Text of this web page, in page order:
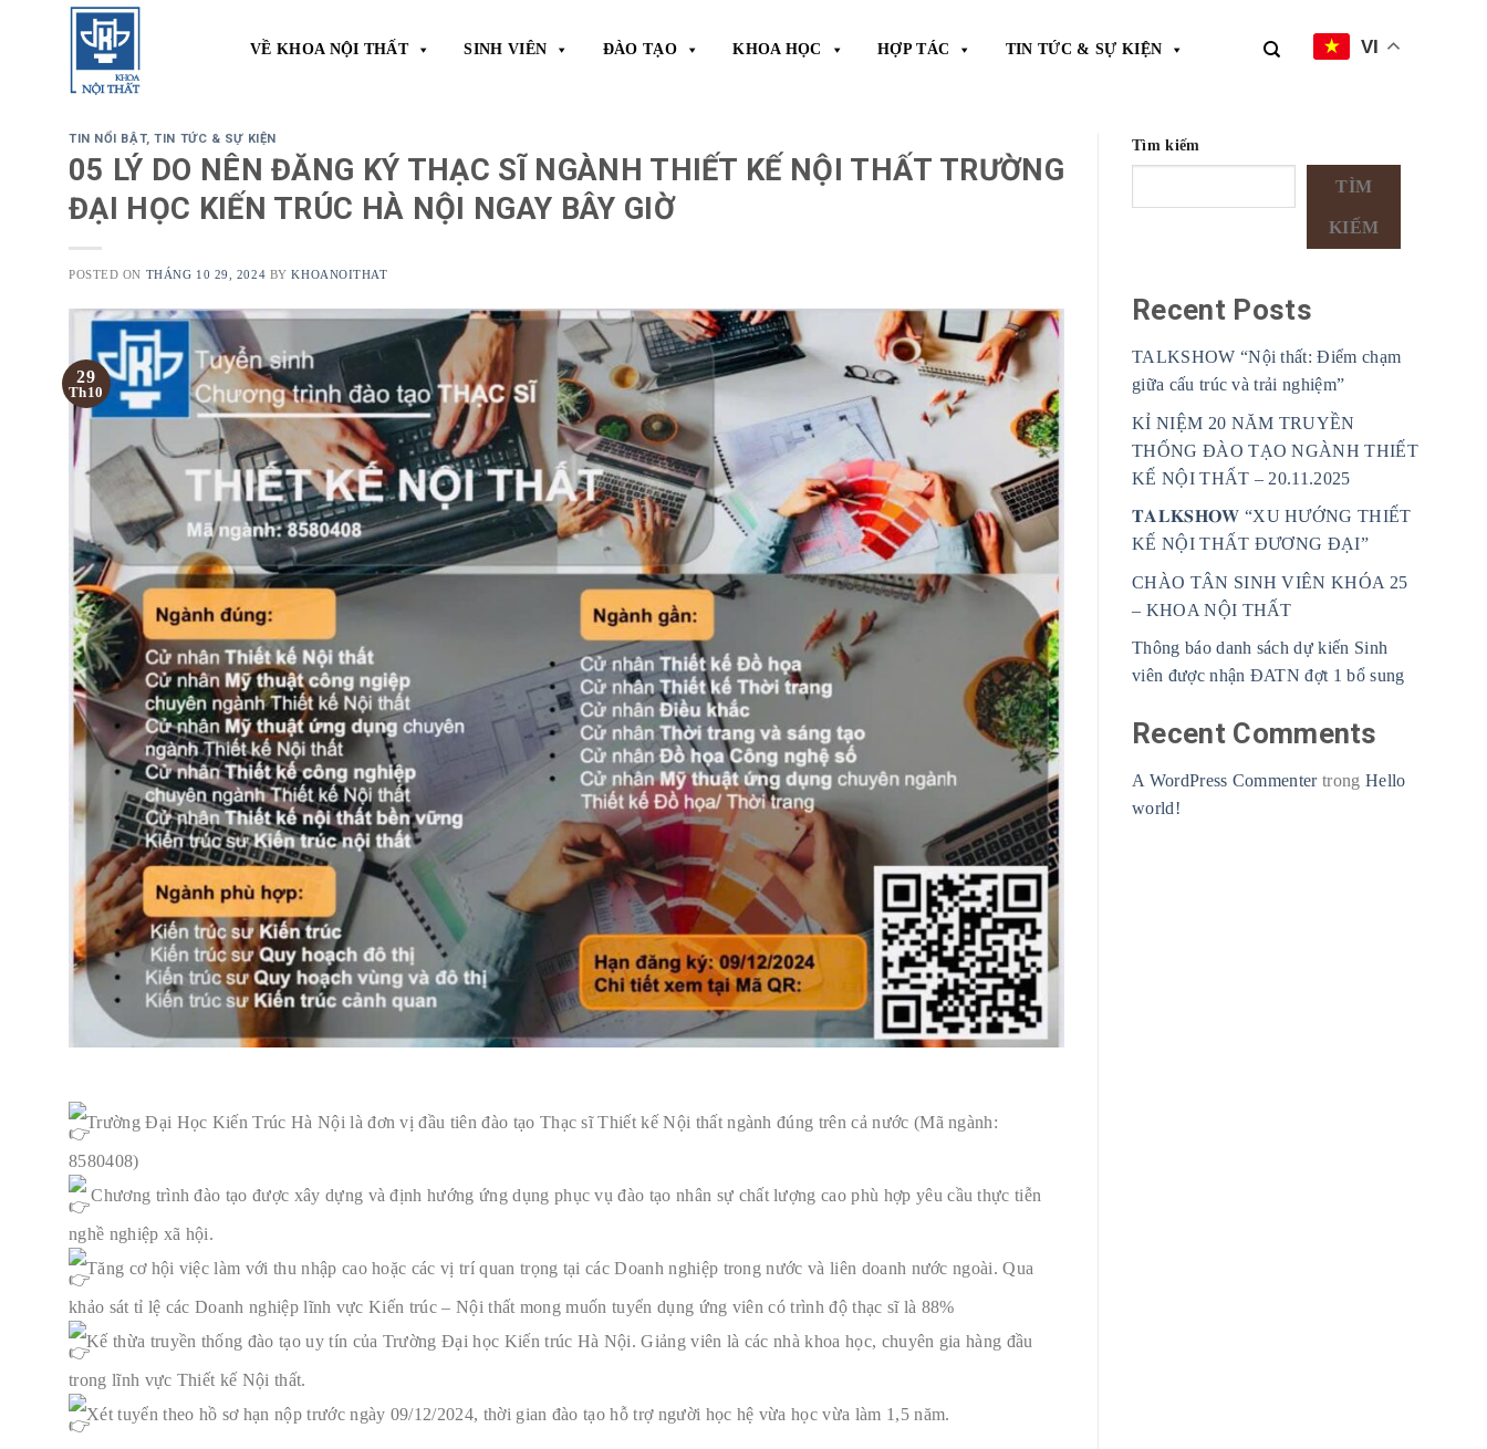
VỀ KHOA NỘI THẤT SINH VIÊN ĐÀO TẠO KHOA HỌC HỢP TÁC TIN TỨC & SỰ KIỆN VI
TIN NỔI BẬT,TIN TỨC & SỰ KIỆN
05 LÝ DO NÊN ĐĂNG KÝ THẠC SĨ NGÀNH THIẾT KẾ NỘI THẤT TRƯỜNG
ĐẠI HỌC KIẾN TRÚC HÀ NỘI NGAY BÂY GIỜ
POSTED ON THÁNG 10 29, 2024 BYKHOANOITHAT
29
Th10
Trường Đại Học Kiến Trúc Hà Nội là đơn vị đầu tiên đào tạo Thạc sĩ Thiết kế Nội thất ngành đúng trên cả nước (Mã ngành:
8580408)
Chương trình đào tạo được xây dựng và định hướng ứng dụng phục vụ đào tạo nhân sự chất lượng cao phù hợp yêu cầu thực tiễn
nghề nghiệp xã hội.
Tăng cơ hội việc làm với thu nhập cao hoặc các vị trí quan trọng tại các Doanh nghiệp trong nước và liên doanh nước ngoài. Qua
khảo sát tỉ lệ các Doanh nghiệp lĩnh vực Kiến trúc – Nội thất mong muốn tuyển dụng ứng viên có trình độ thạc sĩ là 88%
Kế thừa truyền thống đào tạo uy tín của Trường Đại học Kiến trúc Hà Nội. Giảng viên là các nhà khoa học, chuyên gia hàng đầu
trong lĩnh vực Thiết kế Nội thất.
Xét tuyển theo hồ sơ hạn nộp trước ngày 09/12/2024, thời gian đào tạo hỗ trợ người học hệ vừa học vừa làm 1,5 năm.
Tìm kiếm
TÌM
KIẾM
Recent Posts
TALKSHOW “Nội thất: Điểm chạm
giữa cấu trúc và trải nghiệm”
KỈ NIỆM 20 NĂM TRUYỀN
THỐNG ĐÀO TẠO NGÀNH THIẾT
KẾ NỘI THẤT – 20.11.2025
𝐓𝐀𝐋𝐊𝐒𝐇𝐎𝐖 “XU HƯỚNG THIẾT
KẾ NỘI THẤT ĐƯƠNG ĐẠI”
CHÀO TÂN SINH VIÊN KHÓA 25
– KHOA NỘI THẤT
Thông báo danh sách dự kiến Sinh
viên được nhận ĐATN đợt 1 bổ sung
Recent Comments
A WordPress Commentertrong Hello
world!